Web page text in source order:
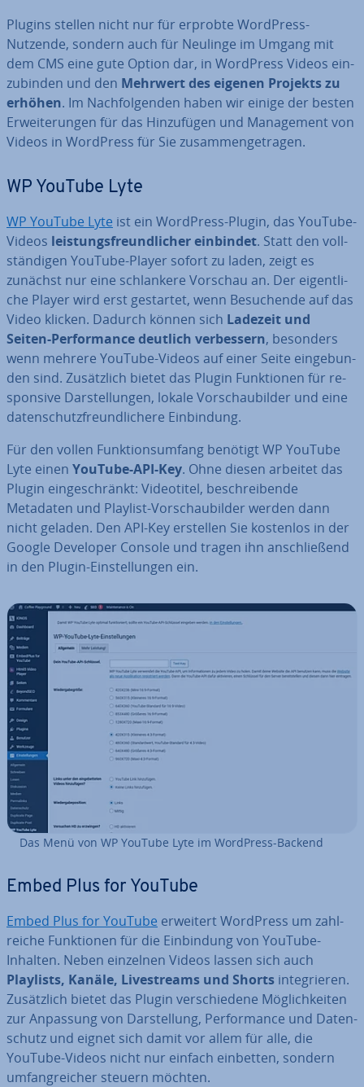
Plugins stellen nicht nur für erprobte WordPress-
Nutzende, sondern auch für Neulinge im Umgang mit
dem CMS eine gute Option dar, in WordPress Videos ein­
zu­bin­den und den Mehrwert des eigenen Projekts zu
erhöhen. Im Nach­fol­gen­den haben wir einige der besten
Er­wei­te­run­gen für das Hin­zu­fü­gen und Ma­nage­ment von
Videos in WordPress für Sie zu­sam­men­ge­tra­gen.
WP YouTube Lyte
WP YouTube Lyte ist ein WordPress-Plugin, das YouTube-
Videos leis­tungs­freund­li­cher einbindet. Statt den voll­
stän­di­gen YouTube-Player sofort zu laden, zeigt es
zunächst nur eine schlan­ke­re Vorschau an. Der ei­gent­li­
che Player wird erst gestartet, wenn Be­su­chen­de auf das
Video klicken. Dadurch können sich Ladezeit und
Seiten-Per­for­mance deutlich ver­bes­sern, besonders
wenn mehrere YouTube-Videos auf einer Seite ein­ge­bun­
den sind. Zu­sätz­lich bietet das Plugin Funk­tio­nen für re­
spon­si­ve Dar­stel­lun­gen, lokale Vor­schau­bil­der und eine
da­ten­schutz­freund­li­che­re Ein­bin­dung.
Für den vollen Funk­ti­ons­um­fang benötigt WP YouTube
Lyte einen YouTube-API-Key. Ohne diesen arbeitet das
Plugin ein­ge­schränkt: Vi­deo­ti­tel, be­schrei­ben­de
Metadaten und Playlist-Vor­schau­bil­der werden dann
nicht geladen. Den API-Key erstellen Sie kostenlos in der
Google Developer Console und tragen ihn an­schlie­ßend
in den Plugin-Ein­stel­lun­gen ein.
Das Menü von WP YouTube Lyte im WordPress-Backend
Embed Plus for YouTube
Embed Plus for YouTube erweitert WordPress um zahl­
rei­che Funk­tio­nen für die Ein­bin­dung von YouTube-
Inhalten. Neben einzelnen Videos lassen sich auch
Playlists, Kanäle, Live­streams und Shorts in­te­grie­ren.
Zu­sätz­lich bietet das Plugin ver­schie­de­ne Mög­lich­kei­ten
zur Anpassung von Dar­stel­lung, Per­for­mance und Da­ten­
schutz und eignet sich damit vor allem für alle, die
YouTube-Videos nicht nur einfach einbetten, sondern
um­fang­rei­cher steuern möchten.